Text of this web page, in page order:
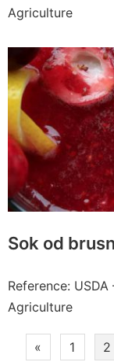
Agriculture
Sok od
Reference:
Agriculture
Paginacija
« 1 2